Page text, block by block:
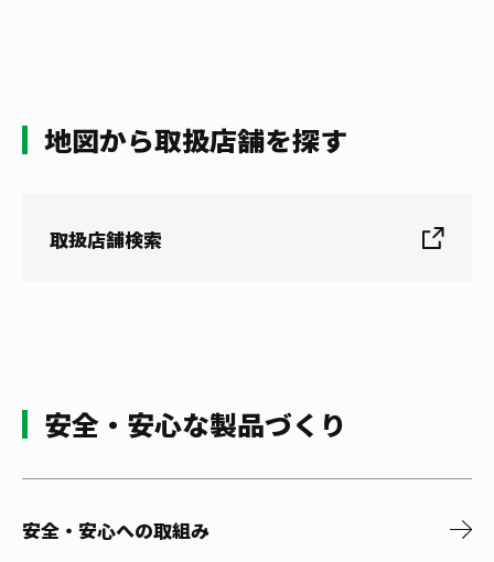
地図から取扱店舗を探す
取扱店舗検索
安全・安心な製品づくり
安全・安心への取組み